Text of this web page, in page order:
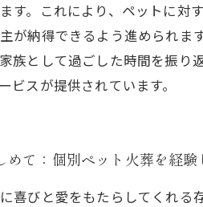
す。これにより、ペットに
が納得できるよう進められま
族として過ごした時間を振り
ビスが提供されています。
めて：個別ペット火葬を経
喜びと愛をもたらしてくれ